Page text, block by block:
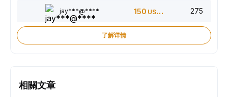
jay***@**** 150 USDT 275
了解详情
相關文章